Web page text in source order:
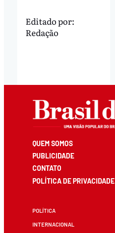
Editado por:
Redação
QUEM SOMOS
PUBLICIDADE
CONTATO
POLÍTICA DE PRIVACIDADE
POLÍTICA
INTERNACIONAL